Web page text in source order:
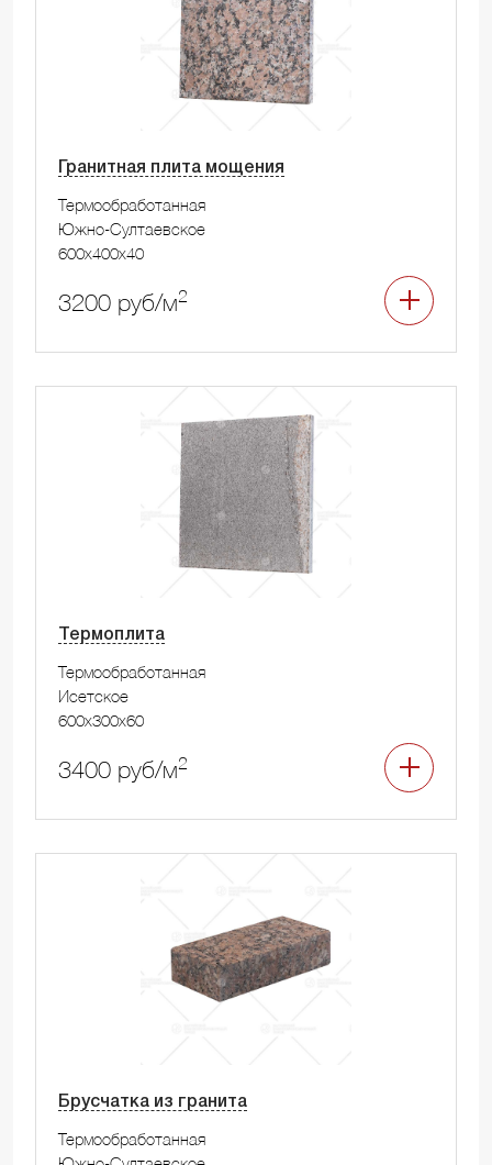
Гранитная плита мощения
Термообработанная
Южно-Султаевское
600x400x40
3200 руб/м2
Термоплита
Термообработанная
Исетское
600x300x60
3400 руб/м2
Брусчатка из гранита
Термообработанная